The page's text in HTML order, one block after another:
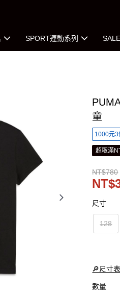
SPORT運動系列 SALE
童
1000元3
超取滿
NT$780
尺寸
128
🔎尺寸表
數量